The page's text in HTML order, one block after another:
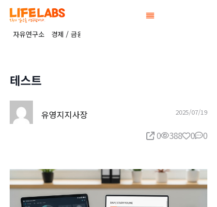
Skip
content
자유연구소 경제 / 금융 연구소
테스트
유영지지사장 2025/07/19
0 388 0 0